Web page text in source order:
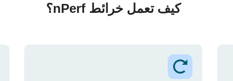
كيف تعمل خرائط nPerf؟